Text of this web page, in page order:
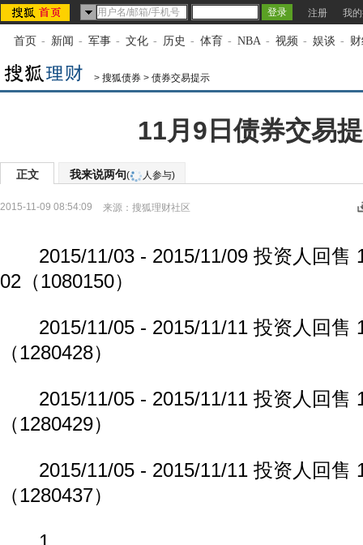
注册 我
首页 - 新闻 - 军事 - 文化 - 历史 - 体育 - NBA - 视频 - 娱谈 -
> 搜狐债券 > 债券交易提示
11月9日债券交易
正文 我来说两句( 人参与)
2015-11-09 08:54:09 来源： 搜狐理财社区
2015/11/03 - 2015/11/09 投资人回售
02（1080150）
2015/11/05 - 2015/11/11 投资人回售
（1280428）
2015/11/05 - 2015/11/11 投资人回售
（1280429）
2015/11/05 - 2015/11/11 投资人回售
（1280437）